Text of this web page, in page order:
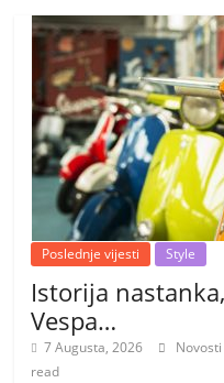
Poslednje vijesti Style
Istorija
Vespa…
7 Augusta, 2026 Novosti
read